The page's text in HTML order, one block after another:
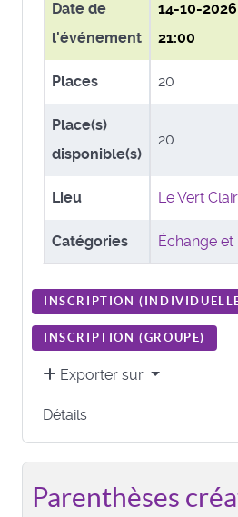
Date de
l'événement
14-10-
21:00
Places 20
Place(s)
disponible(s)
20
Lieu Le Vert Clair
Catégories Échange
INSCRIPTION (
INSCRIPTION (GROUPE)
Exporter sur
Détails
Parenthèses